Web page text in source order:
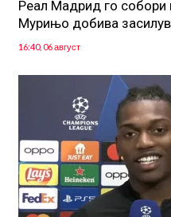
Реал Мадрид го собори
Мурињо добива
16:40, 06 август